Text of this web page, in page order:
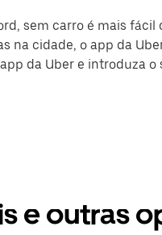
sem carro é mais fácil
na cidade, o app da
da Uber e introduza
e outras